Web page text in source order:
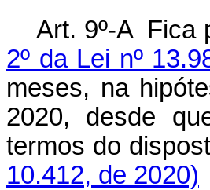
Art. 9º-A Fica
2º da Lei nº
meses, na
2020, desde
termos do
10.412, de 2020)